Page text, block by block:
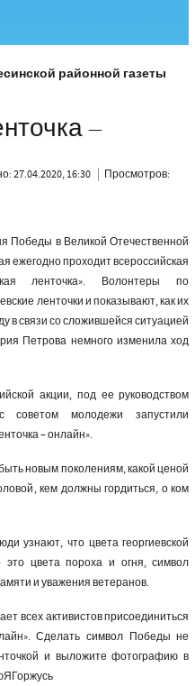
районной газеты
–
27.04.2020, 16:30
Просмотров:
Победы в Великой Отечественной
ежегодно проходит всероссийская
ленточка». Волонтеры по
ленточки и показывают, как их
в связи со сложившейся ситуацией
Петрова немного изменила ход
акции, под ее руководством
советом молодежи запустили
– онлайн».
новым поколениям, какой ценой
кем должны гордиться, о ком
узнают, что цвета георгиевской
это цвета пороха и огня, символ
и уважения ветеранов.
всех активистов присоединиться
Сделать символ Победы не
и выложите фотографию в